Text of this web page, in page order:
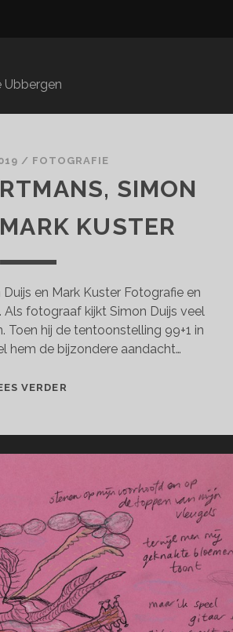
Ubbergen
/ FOTOGRAFIE
SIMON
KUSTER
en Mark Kuster Fotografie en
Als fotograaf kijkt Simon Duijs veel
Toen hij de tentoonstelling 99+1 in
hem de bijzondere aandacht…
VERDER
KUSTER